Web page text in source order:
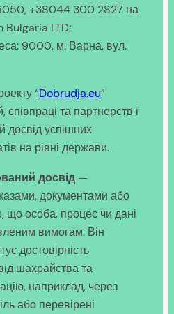
+38044 300 2827 на
Bulgaria LTD;
9000, м. Варна, вул.
“Dobrudja.eu”
співпраці та партнерств і
досвід успішних
на рівні держави.
досвід —
документами або
що особа, процес чи дані
вимогам. Він
достовірність
шахрайства та
наприклад, через
або перевірені